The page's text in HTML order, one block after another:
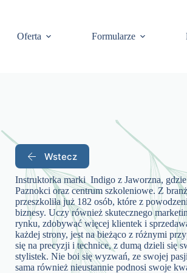
Oferta Formularze
Wstecz
Instruktorka marki Indigo z Jaworzna,
Paznokci oraz centrum szkoleniowe. Z
przeszkoliła już 182 osób, które z
biznesy. Uczy również skutecznego
rynku, zdobywać więcej klientek i
każdej strony, jest na bieżąco z różnymi
się na precyzji i technice, z dumą dzieli się
stylistek. Nie boi się wyzwań, ze swojej
sama również nieustannie podnosi swoje